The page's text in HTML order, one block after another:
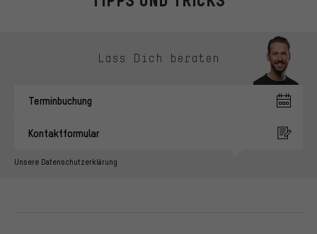
Lass Dich beraten
Terminbuchung
Kontaktformular
Unsere Datenschutzerklärung